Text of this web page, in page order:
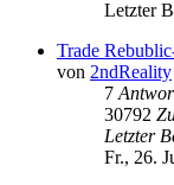
Letzter
Trade
von 2ndReality
7
30792
Letzter
Fr., 26.